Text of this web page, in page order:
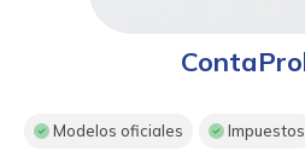
Modelos oficiales Impuestos